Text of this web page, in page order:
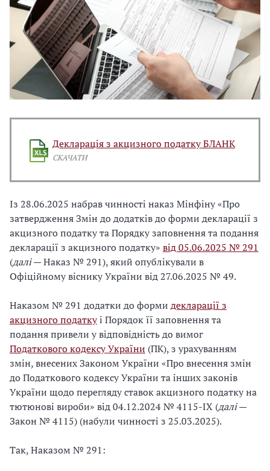
Декларація з акцизного податку БЛАНК
СКАЧАТИ
Із 28.06.2025 набрав чинності наказ Мінфіну «Про
затвердження Змін до додатків до форми декларації з
акцизного податку та Порядку заповнення та подання
декларації з акцизного податку» від 05.06.2025 № 291
(далі— Наказ № 291), який опублікували в
Офіційному віснику України від 27.06.2025 № 49.
Наказом № 291 додатки до форми декларації з
акцизного податкуі Порядок її заповнення та
подання привели у відповідність до вимог
Податкового кодексу України (ПК), з урахуванням
змін, внесених Законом України «Про внесення змін
до Податкового кодексу України та інших законів
України щодо перегляду ставок акцизного податку на
тютюнові вироби» від 04.12.2024 № 4115-ІХ (далі—
Закон № 4115) (набули чинності з 25.03.2025).
Так, Наказом № 291: